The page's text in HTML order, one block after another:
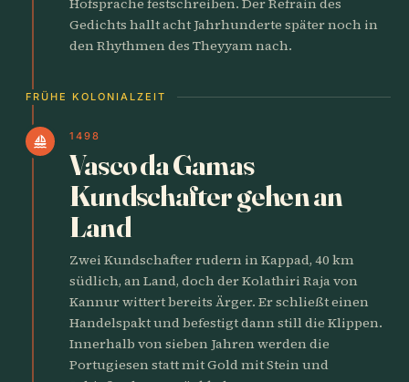
Gedichts hallt acht Jahrhunderte später noch in
den Rhythmen des Theyyam nach.
FRÜHE KOLONIALZEIT
sailing 1498
Vasco da Gamas
Kundschafter gehen an
Land
Zwei Kundschafter rudern in Kappad, 40 km
südlich, an Land, doch der Kolathiri Raja von
Kannur wittert bereits Ärger. Er schließt einen
Handelspakt und befestigt dann still die Klippen.
Innerhalb von sieben Jahren werden die
Portugiesen statt mit Gold mit Stein und